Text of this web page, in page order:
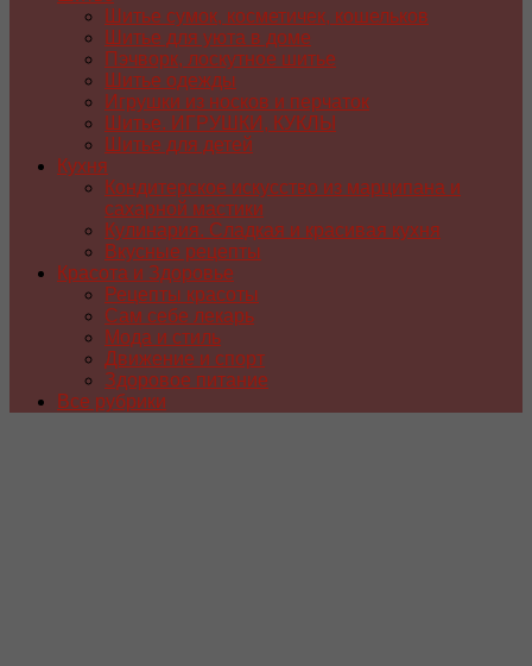
Шитье сумок, косметичек, кошельков
Шитье для уюта в доме
Пэчворк, лоскутное шитье
Шитье одежды
Игрушки из носков и перчаток
Шитье. ИГРУШКИ, КУКЛЫ
Шитье для детей
Кухня
Кондитерское искусство из марципана и
сахарной мастики
Кулинария. Сладкая и красивая кухня
Вкусные рецепты
Красота и Здоровье
Рецепты красоты
Сам себе лекарь
Мода и стиль
Движение и спорт
Здоровое питание
Все рубрики